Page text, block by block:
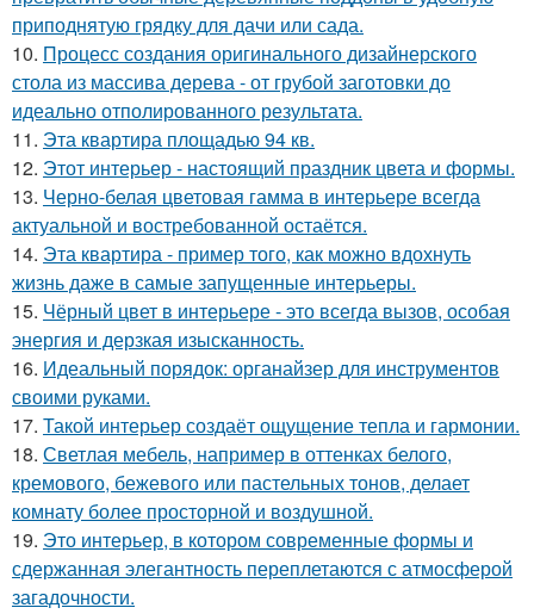
приподнятую грядку для дачи или сада.
10. Процесс создания оригинального дизайнерского
стола из массива дерева - от грубой заготовки до
идеально отполированного результата.
11. Эта квартира площадью 94 кв.
12. Этот интерьер - настоящий праздник цвета и формы.
13. Черно-белая цветовая гамма в интерьере всегда
актуальной и востребованной остаётся.
14. Эта квартира - пример того, как можно вдохнуть
жизнь даже в самые запущенные интерьеры.
15. Чёрный цвет в интерьере - это всегда вызов, особая
энергия и дерзкая изысканность.
16. Идеальный порядок: органайзер для инструментов
своими руками.
17. Такой интерьер создаёт ощущение тепла и гармонии.
18. Светлая мебель, например в оттенках белого,
кремового, бежевого или пастельных тонов, делает
комнату более просторной и воздушной.
19. Это интерьер, в котором современные формы и
сдержанная элегантность переплетаются с атмосферой
загадочности.